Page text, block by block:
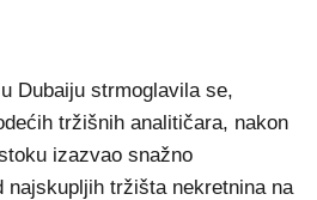
Dubaiju strmoglavila se,
tržišnih analitičara, nakon
izazvao snažno
najskupljih tržišta nekretnina na